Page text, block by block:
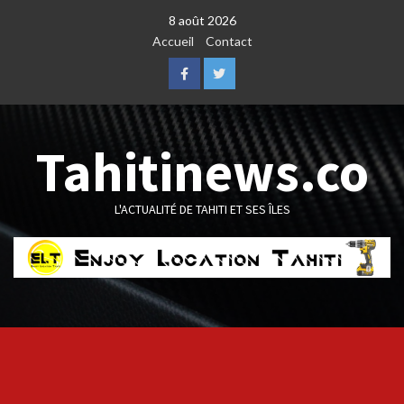
8 août 2026
Accueil
Contact
FacebookTwitter
Tahitinews.co
L'ACTUALITÉ DE TAHITI ET SES ÎLES